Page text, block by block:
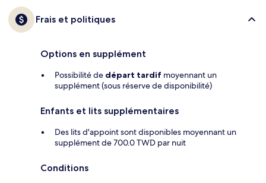
Frais et politiques
Options en supplément
Possibilité de départ tardif moyennant un
supplément (sous réserve de disponibilité)
Enfants et lits supplémentaires
Des lits d'appoint sont disponibles moyennant un
supplément de 700.0 TWD par nuit
Conditions